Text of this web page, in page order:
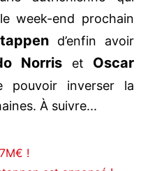
le week-end prochain
d’enfin avoir
Norris et Oscar
pouvoir inverser la
À suivre...
!